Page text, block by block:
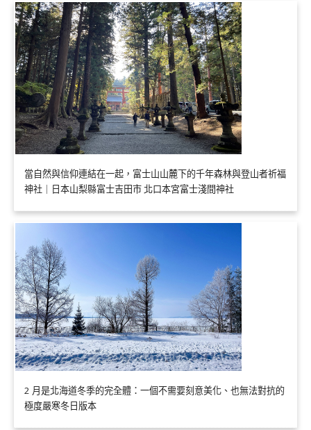
當自然與信仰連結在一起，富士山山麓下的千年森林與登山者祈福
神社｜日本山梨縣富士吉田市 北口本宮富士淺間神社
2 月是北海道冬季的完全體：一個不需要刻意美化、也無法對抗的
極度嚴寒冬日版本